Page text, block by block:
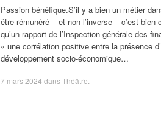
Passion bénéfique.S’il y a bien un métier
être rémunéré – et non l’inverse – c’est
qu’un rapport de l’Inspection générale des
« une corrélation positive entre la présence
développement socio-économique…
7 mars 2024 dansThéâtre